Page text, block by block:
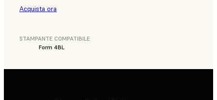
Acquista ora
STAMPANTE COMPATIBILE
Form 4BL